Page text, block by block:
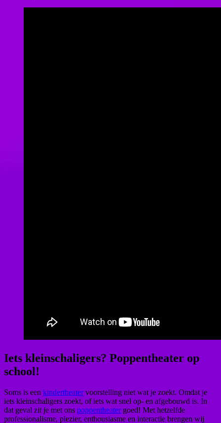
Iets kleinschaligers? Poppentheater op
school!
Soms is een kindertheatervoorstelling niet wat je zoekt. Omdat je
iets kleinschaligers zoekt, of iets wat snel op- en afgebouwd is. In
dat geval zit je met ons poppentheatergoed! Met hetzelfde
professionalisme, plezier, enthousiasme en interactie brengen wij